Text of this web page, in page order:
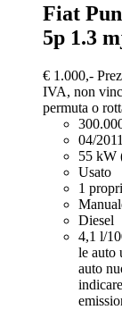
Fiat
5p 1.3
€ 1.000,-
IVA, non
permuta o
04/2011
55 kW
Usato
1
Diesel
4,1 l/
le auto
auto